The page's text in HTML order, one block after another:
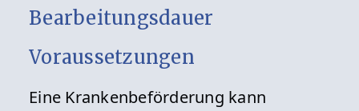
Bearbeitungsdauer
Voraussetzungen
Eine Krankenbeförderung kann